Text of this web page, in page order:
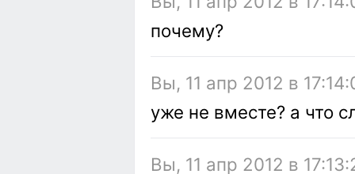
почему?
Вы, 11 апр 2012 в
уже не вместе? а что
Вы, 11 апр 2012 в